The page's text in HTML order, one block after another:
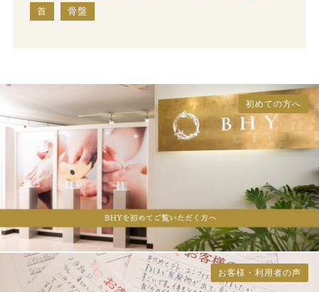
首 骨盤
初めての方へ
お客様・利用者の声